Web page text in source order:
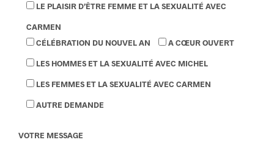
LE PLAISIR D’ÊTRE FEMME ET LA SEXUALITÉ AVEC
CARMEN
CÉLÉBRATION DU NOUVEL AN
A CŒUR OUVERT
LES HOMMES ET LA SEXUALITÉ AVEC MICHEL
LES FEMMES ET LA SEXUALITÉ AVEC CARMEN
AUTRE DEMANDE
VOTRE MESSAGE